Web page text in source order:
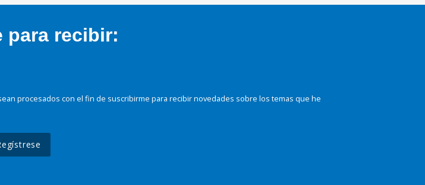
para recibir:
procesados con el fin de suscribirme para recibir novedades sobre los temas que he